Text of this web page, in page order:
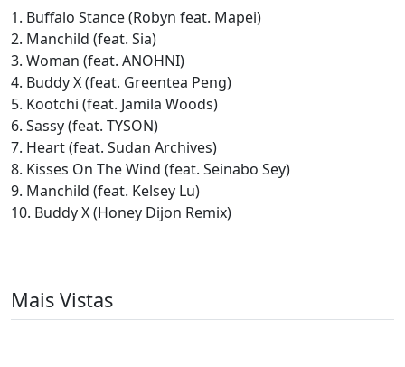
1. Buffalo Stance (Robyn feat. Mapei)
2. Manchild (feat. Sia)
3. Woman (feat. ANOHNI)
4. Buddy X (feat. Greentea Peng)
5. Kootchi (feat. Jamila Woods)
6. Sassy (feat. TYSON)
7. Heart (feat. Sudan Archives)
8. Kisses On The Wind (feat. Seinabo Sey)
9. Manchild (feat. Kelsey Lu)
10. Buddy X (Honey Dijon Remix)
Mais Vistas